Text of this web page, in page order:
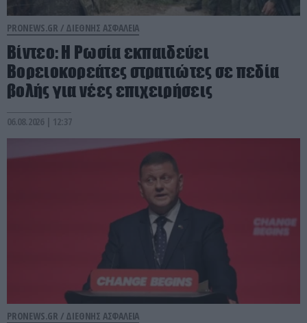
PRONEWS.GR / ΔΙΕΘΝΗΣ ΑΣΦΑΛΕΙΑ
Βίντεο: Η Ρωσία εκπαιδεύει
Βορειοκορεάτες στρατιώτες σε πεδία
βολής για νέες επιχειρήσεις
06.08.2026 | 12:37
PRONEWS.GR / ΔΙΕΘΝΗΣ ΑΣΦΑΛΕΙΑ